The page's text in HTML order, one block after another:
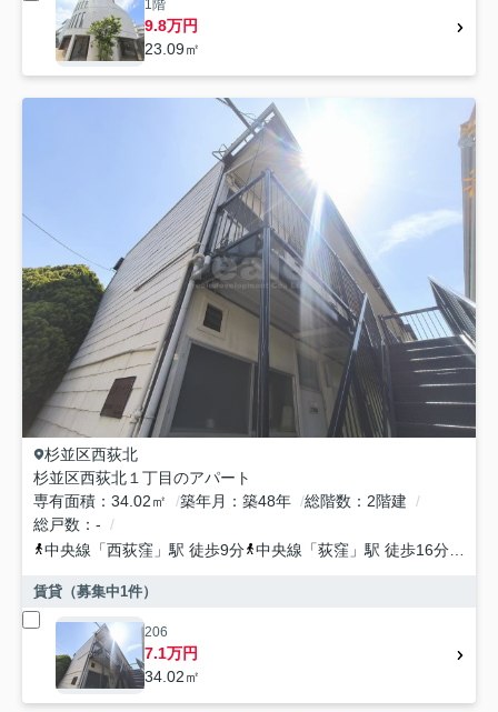
1階
9.8万円
23.09㎡
杉並区西荻北
杉並区西荻北１丁目のアパート
専有面積
34.02㎡ 築年月 築48年 総階数
2階建
総戸数
-
中央線 「西荻窪 」駅 徒歩9分 中央線 「荻窪 」駅 徒歩16分
賃貸（募集中1件）
206
7.1万円
34.02㎡